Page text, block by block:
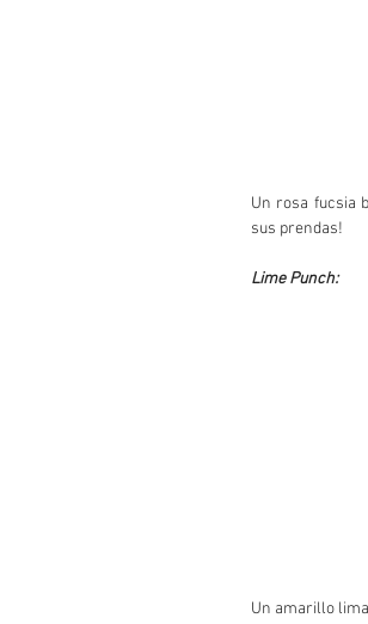
Un rosa fucsia
sus prendas!
Lime Punch:
Un amarillo